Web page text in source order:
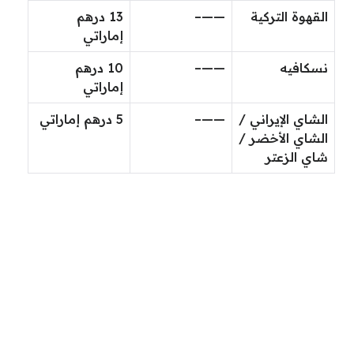
القهوة التركية ——–
13 درهم
إماراتي
نسكافيه ——–
10 درهم
إماراتي
الشاي الإيراني /
الشاي الأخضر /
شاي الزعتر
——– 5 درهم إماراتي